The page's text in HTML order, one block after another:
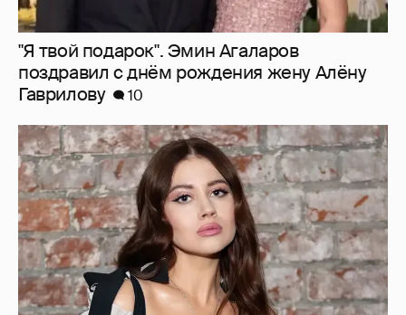
Олесю Иванченко раскритиковали за
поддержку фильма "Колобок"
15